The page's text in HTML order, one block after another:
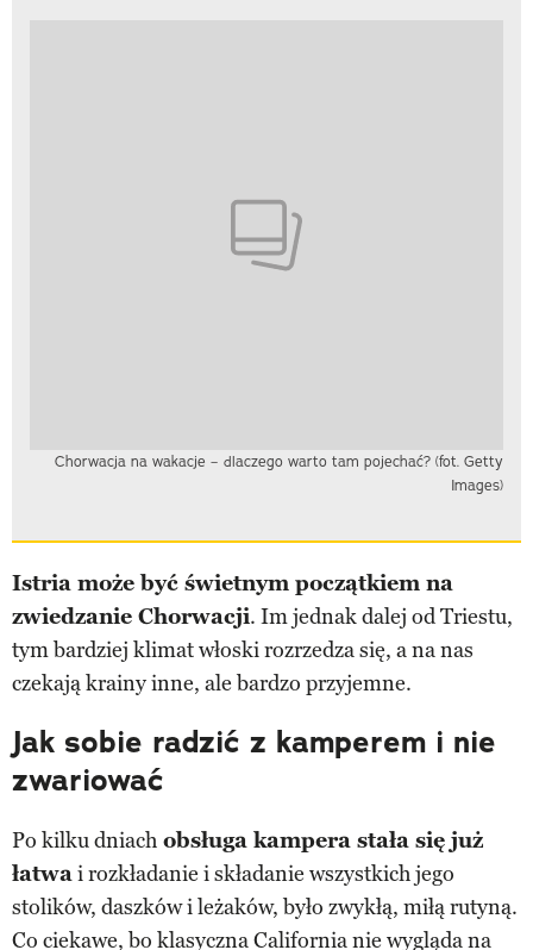
Chorwacja na wakacje – dlaczego warto tam pojechać? (fot. Getty
Images)
Istria może być świetnym początkiem na
zwiedzanie Chorwacji. Im jednak dalej od Triestu,
tym bardziej klimat włoski rozrzedza się, a na nas
czekają krainy inne, ale bardzo przyjemne.
Jak sobie radzić z kamperem i nie
zwariować
Po kilku dniach obsługa kampera stała się już
łatwai rozkładanie i składanie wszystkich jego
stolików, daszków i leżaków, było zwykłą, miłą rutyną.
Co ciekawe, bo klasyczna California nie wygląda na